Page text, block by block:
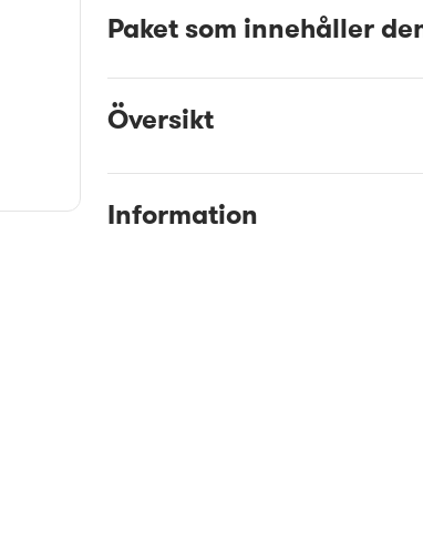
Paket som innehåller
Översikt
Information